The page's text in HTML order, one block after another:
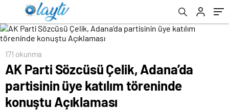
171 okunma
AK Parti Sözcüsü Çelik, Adana’da
partisinin üye katılım töreninde
konuştu Açıklaması